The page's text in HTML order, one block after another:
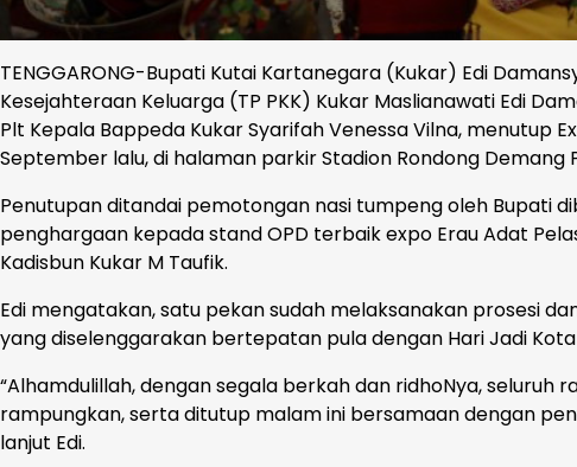
TENGGARONG-Bupati Kutai Kartanegara (Kukar) Edi
Kesejahteraan Keluarga (TP PKK) Kukar Maslianawati Edi
Plt Kepala Bappeda Kukar Syarifah Venessa Vilna, menutup
September lalu, di halaman parkir Stadion Rondong Demang
Penutupan ditandai pemotongan nasi tumpeng oleh Bupati
penghargaan kepada stand OPD terbaik expo Erau Adat
Kadisbun Kukar M Taufik.
Edi mengatakan, satu pekan sudah melaksanakan prosesi
yang diselenggarakan bertepatan pula dengan Hari Jadi
“Alhamdulillah, dengan segala berkah dan ridhoNya,
rampungkan, serta ditutup malam ini bersamaan dengan
lanjut Edi.